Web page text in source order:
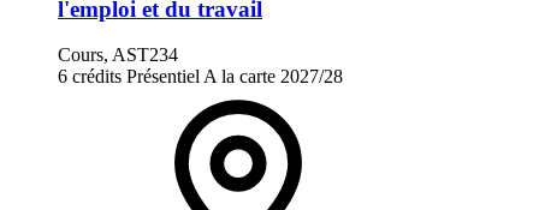
l'emploi et du travail
Cours, AST234
6 crédits PrésentielA la carte 2027/28